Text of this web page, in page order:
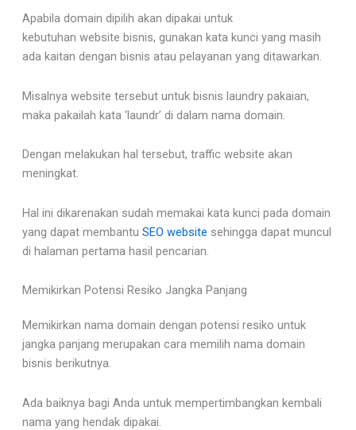
Apabila domain dipilih akan dipakai untuk
kebutuhan website bisnis, gunakan kata kunci yang masih
ada kaitan dengan bisnis atau pelayanan yang ditawarkan.
Misalnya website tersebut untuk bisnis laundry pakaian,
maka pakailah kata ‘laundr’ di dalam nama domain.
Dengan melakukan hal tersebut, traffic website akan
meningkat.
Hal ini dikarenakan sudah memakai kata kunci pada domain
yang dapat membantu SEO website sehingga dapat muncul
di halaman pertama hasil pencarian.
Memikirkan Potensi Resiko Jangka Panjang
Memikirkan nama domain dengan potensi resiko untuk
jangka panjang merupakan cara memilih nama domain
bisnis berikutnya.
Ada baiknya bagi Anda untuk mempertimbangkan kembali
nama yang hendak dipakai.